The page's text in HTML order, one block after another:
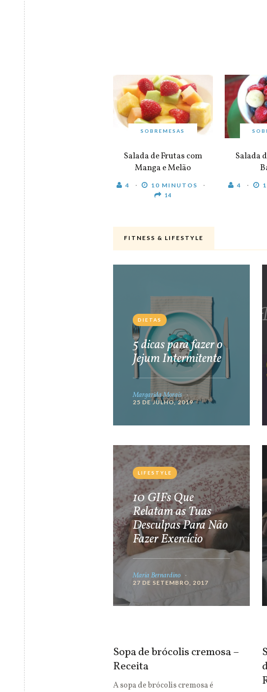
SOBREMESAS
Salada de Frutas com
Manga e Melão
4 10 MINUTOS
14
Salada
4
FITNESS & LIFESTYLE
DIETAS
5 dicas para fazer o
Jejum Intermitente
Margarida Morais
25 DE JULHO, 2019
LIFESTYLE
10 GIFs Que
Relatam as Tuas
Desculpas Para Não
Fazer Exercício
Maria Bernardino
27 DE SETEMBRO, 2017
Sopa de brócolis cremosa –
Receita
A sopa de brócolis cremosa é